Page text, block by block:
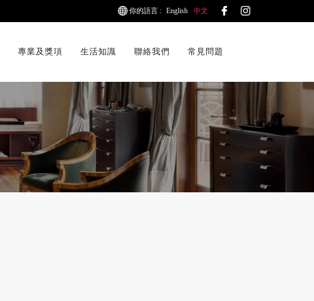
你的語言 : English 中文
專業及獎項 生活知識 聯絡我們 常見問題